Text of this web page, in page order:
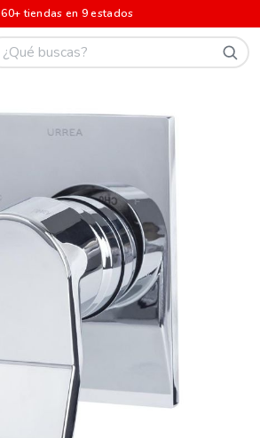
60+ tiendas en 9 estados